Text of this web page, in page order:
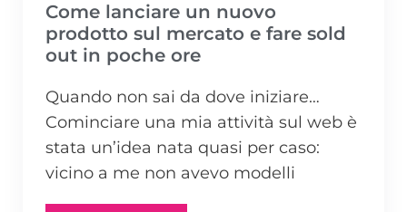
Come lanciare un nuovo
prodotto sul mercato e fare sold
out in poche ore
Quando non sai da dove iniziare…
Cominciare una mia attività sul web è
stata un’idea nata quasi per caso:
vicino a me non avevo modelli